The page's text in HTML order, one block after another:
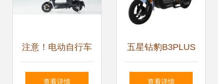
注意！电动自行车
这样停放或充电，
查看详情
五星钻豹B3PLUS
糖果黄 48V24AH
查看详情